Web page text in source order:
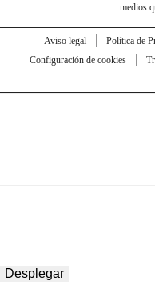
medios
Aviso legal Política de
Configuración de cookies
Desplegar